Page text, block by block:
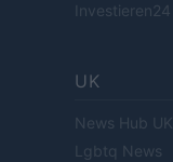
Investieren24
UK
News Hub UK
Lgbtq News